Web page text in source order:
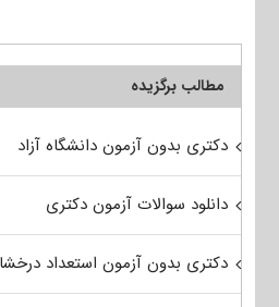
مطالب برگزیده
دکتری بدون آزمون دانشگاه آزاد
دانلود سوالات آزمون دکتری
دکتری بدون آزمون استعداد